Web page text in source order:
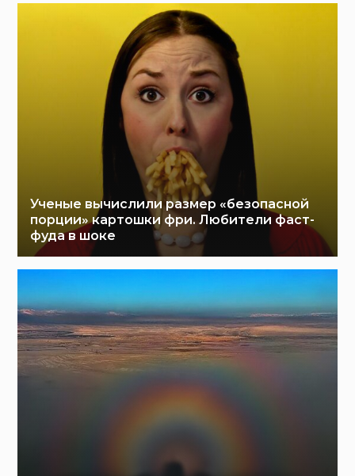
Ученые вычислили размер «безопасной
порции» картошки фри. Любители фаст-
фуда в шоке